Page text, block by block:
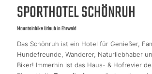
SPORTHOTEL SCHÖNRUH
Mountainbike Urlaub in Ehrwald
Das Schönruh ist ein Hotel für Genießer,
Hundefreunde, Wanderer, Naturliebhaber
Biker! Immerhin ist das Haus- & Hofrevier